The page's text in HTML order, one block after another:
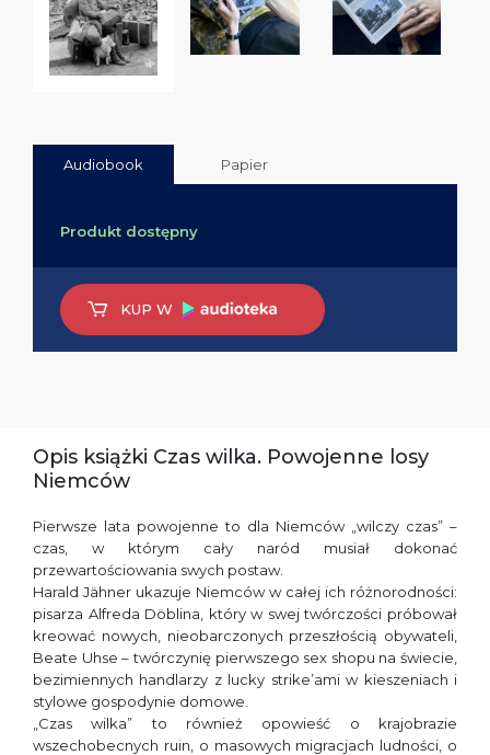
Audiobook Papier
Produkt dostępny
KUP W
Opis książki Czas wilka. Powojenne losy
Niemców
Pierwsze lata powojenne to dla Niemców „wilczy czas” –
czas, w którym cały naród musiał dokonać
przewartościowania swych postaw.
Harald Jähner ukazuje Niemców w całej ich różnorodności:
pisarza Alfreda Döblina, który w swej twórczości próbował
kreować nowych, nieobarczonych przeszłością obywateli,
Beate Uhse – twórczynię pierwszego sex shopu na świecie,
bezimiennych handlarzy z lucky strike’ami w kieszeniach i
stylowe gospodynie domowe.
„Czas wilka” to również opowieść o krajobrazie
wszechobecnych ruin, o masowych migracjach ludności, o